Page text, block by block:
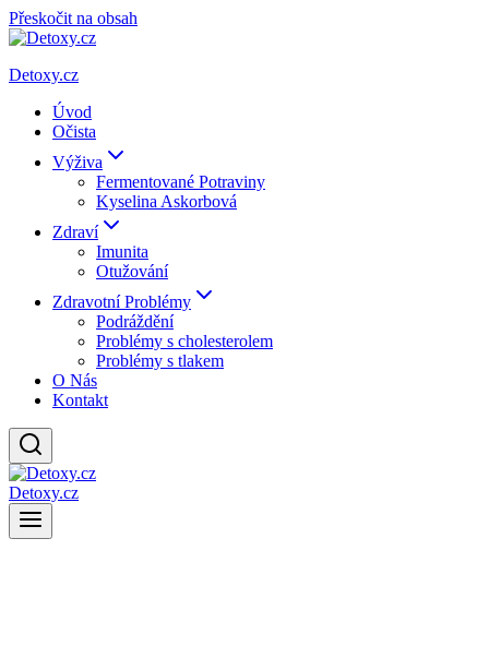
Přeskočit na obsah
Detoxy.cz
Úvod
Očista
Výživa
Fermentované Potraviny
Kyselina Askorbová
Zdraví
Imunita
Otužování
Zdravotní Problémy
Podráždění
Problémy s cholesterolem
Problémy s tlakem
O Nás
Kontakt
Detoxy.cz